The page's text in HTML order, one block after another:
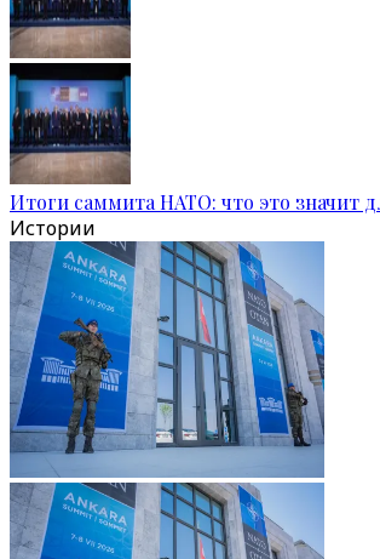
Итоги саммита НАТО: что это значит
Истории